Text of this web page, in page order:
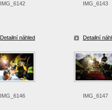
IMG_6142
Detailní náhled
IMG_6143
Detailní
IMG_6146 IMG_6147